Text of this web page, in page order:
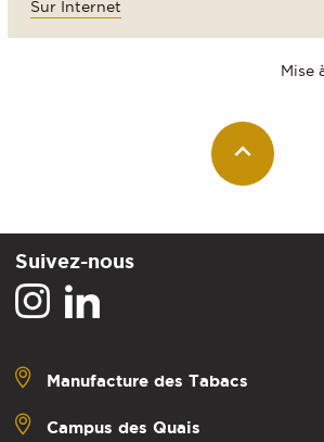
Sur Internet
Mise
Suivez-nous
Manufacture des Tabacs
Campus des Quais